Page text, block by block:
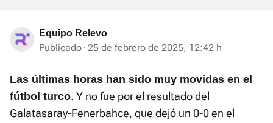
Equipo Relevo
Publicado 25 de febrero de 2025, 12:42 h
Las últimas horas han sido muy movidas en el
fútbol turco. Y no fue por el resultado del
Galatasaray-Fenerbahce, que dejó un 0-0 en el